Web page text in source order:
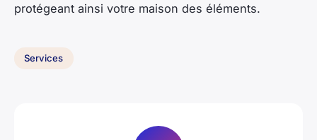
protégeant ainsi votre maison des éléments.
Services